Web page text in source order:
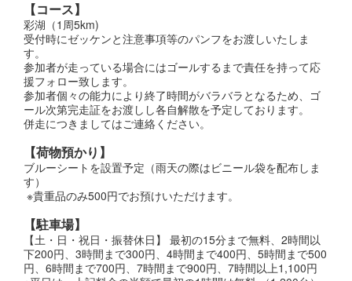
【コース】
彩湖（1周5km)
受付時にゼッケンと注意事項等のパンフをお渡しいたしま
す。
参加者が走っている場合にはゴールするまで責任を持って応
援フォロー致します。
参加者個々の能力により終了時間がバラバラとなるため、ゴ
ール次第完走証をお渡しし各自解散を予定しております。
併走につきましてはご連絡ください。
【荷物預かり】
ブルーシートを設置予定（雨天の際はビニール袋を配布しま
す）
※貴重品のみ500円でお預けいただけます。
【駐車場】
【土・日・祝日・振替休日】 最初の15分まで無料、2時間以
下200円、3時間まで300円、4時間まで400円、5時間まで500
円、6時間まで700円、7時間まで900円、7時間以上1,100円